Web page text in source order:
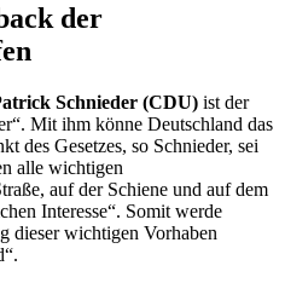
der
Schnieder (CDU) ist der
“. Mit ihm könne Deutschland das
des Gesetzes, so Schnieder, sei
alle wichtigen
auf der Schiene und auf dem
Interesse“. Somit werde
dieser wichtigen Vorhaben